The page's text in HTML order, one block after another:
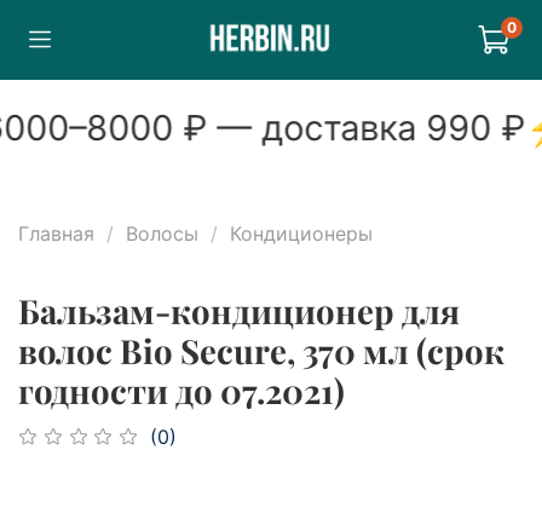
0
–8000₽ — доставка990₽
Главная Волосы Кондиционеры
Бальзам-кондиционер для
волос Bio Secure, 370 мл (срок
годности до 07.2021)
(0)